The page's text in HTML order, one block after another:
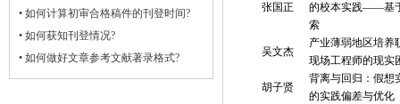
• 如何计算初审合格稿件的刊登时间?
• 如何获知刊登情况?
• 如何做好文章参考文献著录格式?
张国正
的校本实践——基
索
吴文杰
产业薄弱地区培养
现场工程师的现实
胡子贤
背离与回归：假想
的实践偏差与优化